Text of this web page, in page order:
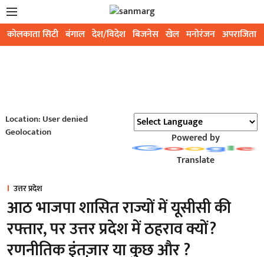
कोलकाता सिटी बंगाल देश/विदेश बिजनेस खेल मनोरंजन अपराजिता
Location: User denied
Geolocation
Powered by
Translate
उत्तर प्रदेश
आठ भाजपा शासित राज्यों में यूसीसी की
रफ्तार, पर उत्तर प्रदेश में ठहराव क्यों?
रणनीतिक इंतज़ार या कुछ और ?